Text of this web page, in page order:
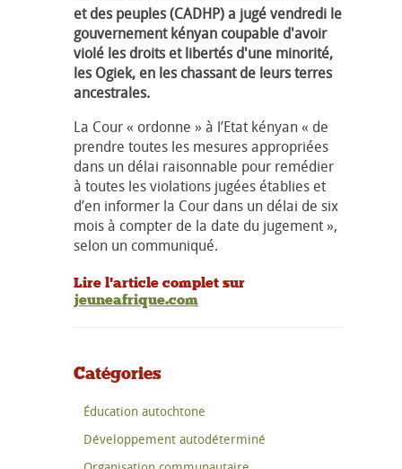
et des peuples (CADHP) a jugé vendredi le
gouvernement kényan coupable d'avoir
violé les droits et libertés d'une minorité,
les Ogiek, en les chassant de leurs terres
ancestrales.
La Cour « ordonne » à l’Etat kényan « de
prendre toutes les mesures appropriées
dans un délai raisonnable pour remédier
à toutes les violations jugées établies et
d’en informer la Cour dans un délai de six
mois à compter de la date du jugement »,
selon un communiqué.
Lire l'article complet sur
jeuneafrique.com
Catégories
Éducation autochtone
Développement autodéterminé